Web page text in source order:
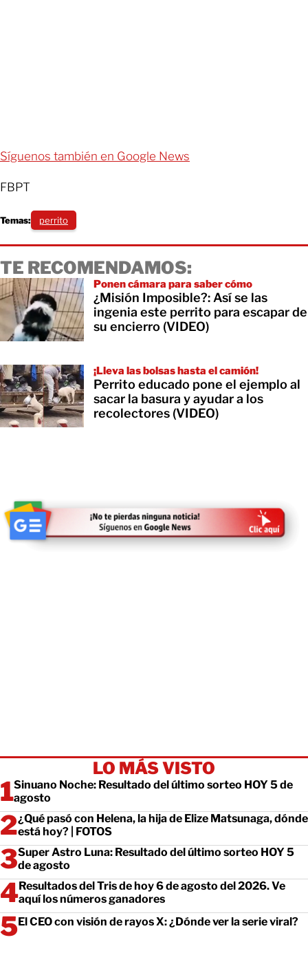
Síguenos también en Google News
FBPT
Temas: perrito
TE RECOMENDAMOS:
Ponen cámara para saber cómo
¿Misión Imposible?: Así se las
ingenia este perrito para escapar de
su encierro (VIDEO)
¡Lleva las bolsas hasta el camión!
Perrito educado pone el ejemplo al
sacar la basura y ayudar a los
recolectores (VIDEO)
LO MÁS VISTO
Sinuano Noche: Resultado del último sorteo HOY 5 de
agosto
¿Qué pasó con Helena, la hija de Elize Matsunaga, dónde
está hoy? | FOTOS
Super Astro Luna: Resultado del último sorteo HOY 5
de agosto
Resultados del Tris de hoy 6 de agosto del 2026. Ve
aquí los números ganadores
El CEO con visión de rayos X: ¿Dónde ver la serie viral?